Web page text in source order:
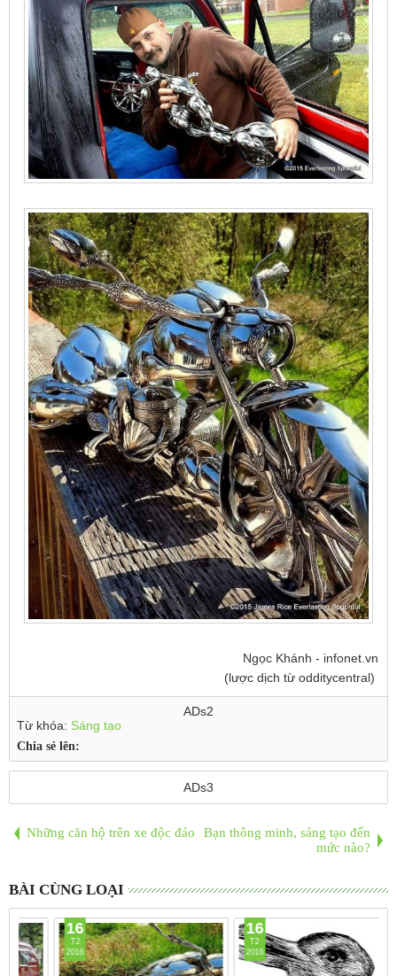
Ngọc Khánh - infonet.vn
(lược dịch từ odditycentral)
ADs2
Từ khóa: Sáng tạo
Chia sẻ lên:
ADs3
Những căn hộ trên xe độc đáo
Bạn thông minh, sáng tạo đến
mức nào?
BÀI CÙNG LOẠI
16
T2
2016
16
T2
2016